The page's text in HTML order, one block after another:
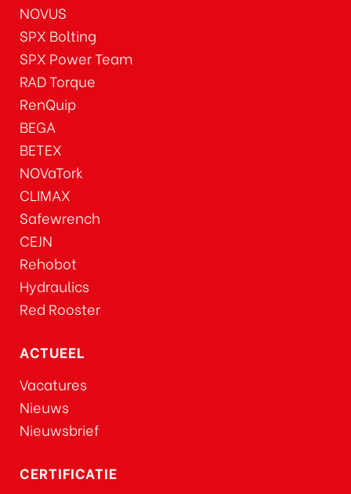
NOVUS
SPX Bolting
SPX Power Team
RAD Torque
RenQuip
BEGA
BETEX
NOVaTork
CLIMAX
Safewrench
CEJN
Rehobot
Hydraulics
Red Rooster
ACTUEEL
Vacatures
Nieuws
Nieuwsbrief
CERTIFICATIE